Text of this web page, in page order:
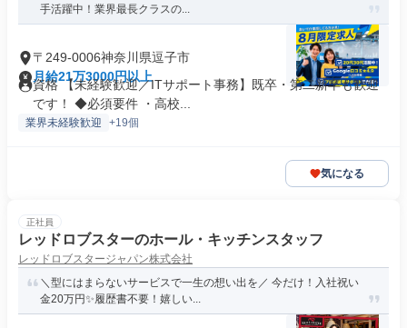
手活躍中！業界最長クラスの...
〒249-0006神奈川県逗子市
月給21万3000円以上
資格 【未経験歓迎／ITサポート事務】既卒・第二新卒も歓迎
です！ ◆必須要件 ・高校...
業界未経験歓迎 +19個
気になる
正社員
レッドロブスターのホール・キッチンスタッフ
レッドロブスタージャパン株式会社
＼型にはまらないサービスで一生の想い出を／ 今だけ！入社祝い
金20万円✨履歴書不要！嬉しい...